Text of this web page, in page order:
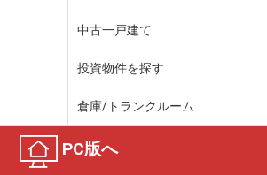
中古一戸建て
投資物件を探す
倉庫/トランクルーム
PC版へ